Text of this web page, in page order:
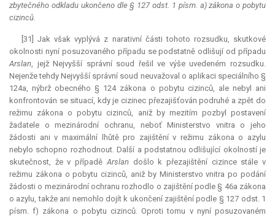
zbytečného odkladu ukončeno dle § 127 odst. 1 písm. a) zákona o pobytu
cizinců.
[31] Jak však vyplývá z narativní části tohoto rozsudku, skutkové
okolnosti nyní posuzovaného případu se podstatně odlišují od případu
Arslan, jejž Nejvyšší správní soud řešil ve výše uvedeném rozsudku.
Nejenže tehdy Nejvyšší správní soud neuvažoval o aplikaci speciálního §
124a, nýbrž obecného § 124 zákona o pobytu cizinců, ale nebyl ani
konfrontován se situací, kdy je cizinec přezajišťován podruhé a zpět do
režimu zákona o pobytu cizinců, aniž by mezitím pozbyl postavení
žadatele o mezinárodní ochranu, neboť Ministerstvo vnitra o jeho
žádosti ani v maximální lhůtě pro zajištění v režimu zákona o azylu
nebylo schopno rozhodnout. Další a podstatnou odlišující okolností je
skutečnost, že v případěArslan došlo k přezajištění cizince stále v
režimu zákona o pobytu cizinců, aniž by Ministerstvo vnitra po podání
žádosti o mezinárodní ochranu rozhodlo o zajištění podle § 46a zákona
o azylu, takže ani nemohlo dojít k ukončení zajištění podle § 127 odst. 1
písm. f) zákona o pobytu cizinců. Oproti tomu v nyní posuzovaném